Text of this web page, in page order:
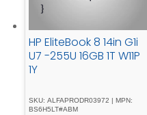
HP EliteBook 8 14in G1i
U7 -255U 16GB 1T W11P
1Y
SKU: ALFAPRODR03972 | MPN:
BS6H5LT#ABM